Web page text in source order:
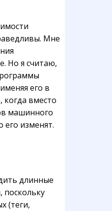
Мне
Но я считаю,
его в
когда вместо
машинного
изменят.
длинные
поскольку
(теги,